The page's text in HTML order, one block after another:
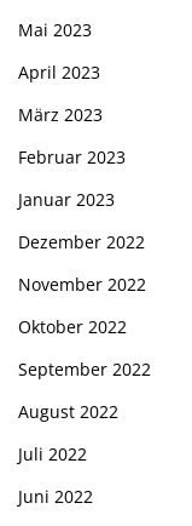
Mai 2023
April 2023
März 2023
Februar 2023
Januar 2023
Dezember 2022
November 2022
Oktober 2022
September 2022
August 2022
Juli 2022
Juni 2022